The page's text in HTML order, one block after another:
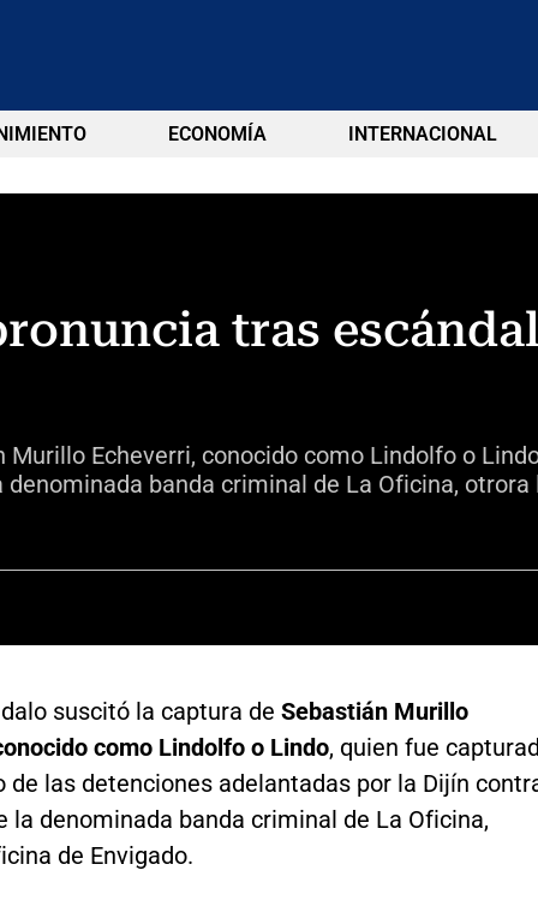
ECONOMÍA INTERNACIONAL
tras
Murillo Echeverri, conocido como Lindolfo o
banda criminal de La Oficina, otrora
suscitó la captura de Sebastián Murillo
como Lindolfo o Lindo, quien fue
de las detenciones adelantadas por la Dijín
la denominada banda criminal de La Oficina,
de Envigado.